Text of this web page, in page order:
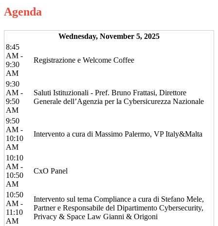
Agenda
Wednesday, November 5, 2025
8:45
AM -
9:30
AM
Registrazione e Welcome Coffee
9:30
AM -
9:50
AM
Saluti Istituzionali - Pref. Bruno Frattasi, Direttore
Generale dell’Agenzia per la Cybersicurezza Nazionale
9:50
AM -
10:10
AM
Intervento a cura di Massimo Palermo, VP Italy&Malta
10:10
AM -
10:50
AM
CxO Panel
10:50
AM -
11:10
AM
Intervento sul tema Compliance a cura di Stefano Mele,
Partner e Responsabile del Dipartimento Cybersecurity,
Privacy & Space Law Gianni & Origoni